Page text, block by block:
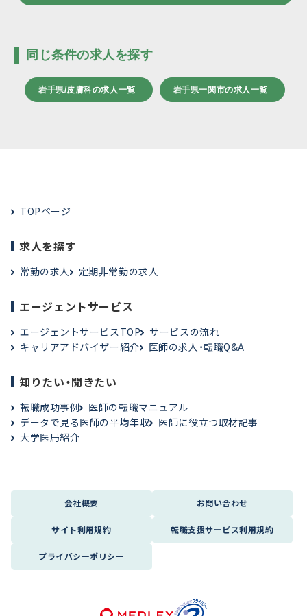
同じ条件の求人を探す
岩手県/皮膚科の求人一覧 岩手県一関市の求人一覧
TOPページ
求人を探す
常勤の求人 定期非常勤の求人
エージェントサービス
エージェントサービスTOP
サービスの流れ
キャリアアドバイザー紹介
医師の求人・転職Q&A
知りたい・聞きたい
転職成功事例
医師の転職マニュアル
データで見る医師の平均年収
医師に役立つ取材記事
大学医局紹介
会社概要 お問い合わせ
サイト利用規約 転職支援サービス利用規約
プライバシーポリシー